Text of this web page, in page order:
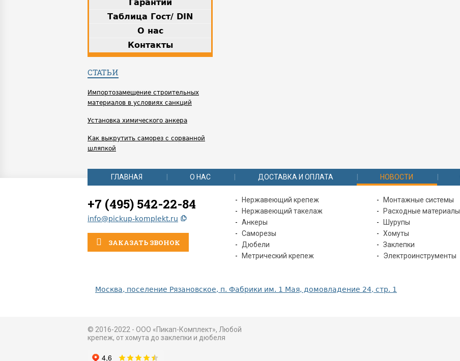
Гарантии
Таблица Гост/ DIN
О нас
Контакты
СТАТЬИ
Импортозамещение строительных
материалов в условиях санкций
Установка химического анкера
Как выкрутить саморез с сорванной
шляпкой
ГЛАВНАЯ О НАС ДОСТАВКА И ОПЛАТА НОВОСТИ
+7 (495) 542-22-84
info@pickup-komplekt.ru
ЗАКАЗАТЬ ЗВОНОК
Нержавеющий крепеж
Нержавеющий такелаж
Анкеры
Саморезы
Дюбели
Метрический крепеж
Монтажные системы
Расходные материалы
Шурупы
Хомуты
Заклепки
Электроинструменты
Москва, поселение Рязановское, п. Фабрики им. 1 Мая, домовладение 24, стр. 1
© 2016-2022 - ООО «Пикап-Комплект», Любой
крепеж, от хомута до заклепки и дюбеля